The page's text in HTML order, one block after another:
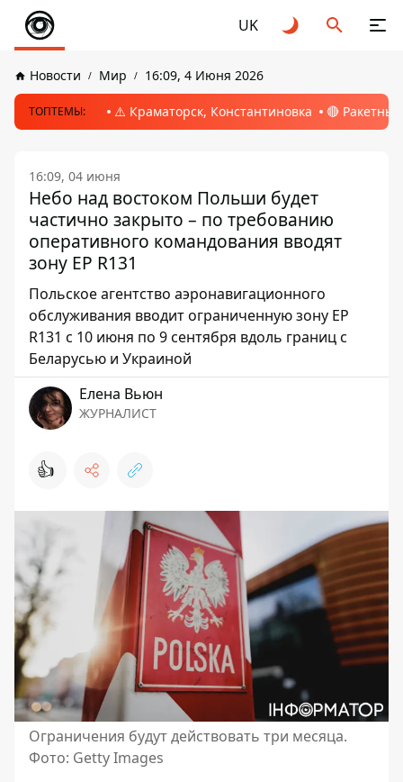
UK
Новости Мир 16:09, 4 Июня 2026
ТОПТЕМЫ: ⚠️ Краматорск, Константиновка 🔴
16:09, 04 июня
Небо над востоком Польши будет
частично закрыто – по требованию
оперативного командования вводят
зону EP R131
Польское агентство аэронавигационного
обслуживания вводит ограниченную зону EP
R131 с 10 июня по 9 сентября вдоль границ с
Беларусью и Украиной
Елена Вьюн
ЖУРНАЛИСТ
👍
Ограничения будут действовать три месяца.
Фото: Getty Images